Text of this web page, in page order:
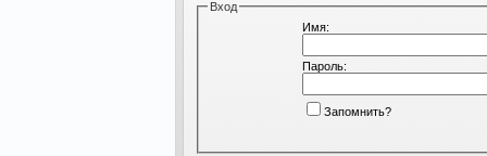
Вход
Имя:
Пароль:
Запомнить?